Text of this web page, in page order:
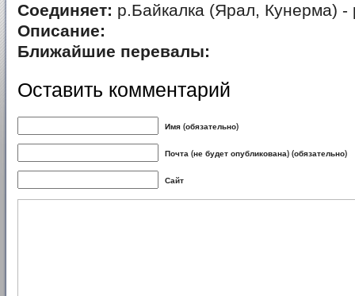
Соединяет: р.Байкалка (Ярал, Кунерма)
Описание:
Ближайшие перевалы:
Оставить комментарий
Имя (обязательно)
Почта (не будет опубликована) (обязательно)
Сайт